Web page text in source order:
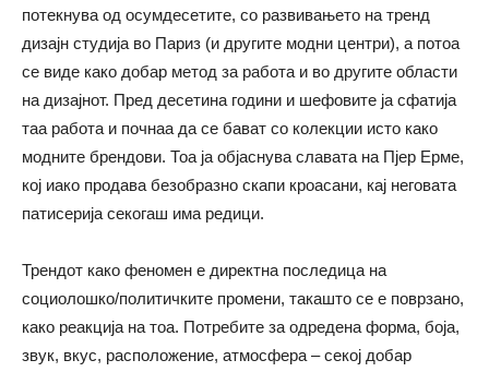
потекнува од осумдесетите, со развивањето на тренд
дизајн студија во Париз (и другите модни центри), а потоа
се виде како добар метод за работа и во другите области
на дизајнот. Пред десетина години и шефовите ја сфатија
таа работа и почнаа да се бават со колекции исто како
модните брендови. Тоа ја објаснува славата на Пјер Ерме,
кој иако продава безобразно скапи кроасани, кај неговата
патисерија секогаш има редици.
Трендот како феномен е директна последица на
социолошко/политичките промени, такашто се е поврзано,
како реакција на тоа. Потребите за одредена форма, боја,
звук, вкус, расположение, атмосфера – секој добар